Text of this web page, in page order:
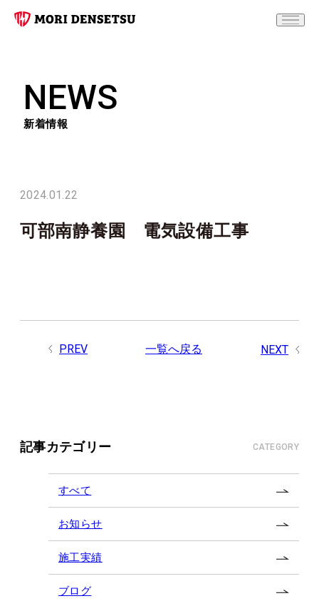
NEWS
新着情報
記事カテゴリー CATEGORY
すべて
お知らせ
施工実績
ブログ
2024.01.22
可部南静養園 電気設備工事
PREV 一覧へ戻る NEXT